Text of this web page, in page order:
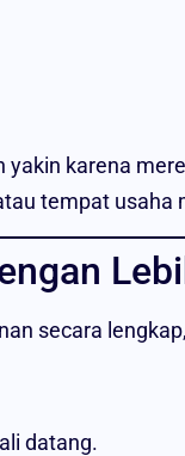
karena
tempat usaha
secara
datang.